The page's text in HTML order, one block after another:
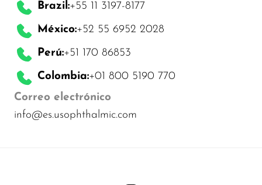
Brazil:+55 11 3197-8177
México:+52 55 6952 2028
Perú:+51 170 86853
Colombia:+01 800 5190 770
Correo electrónico
info@es.usophthalmic.com